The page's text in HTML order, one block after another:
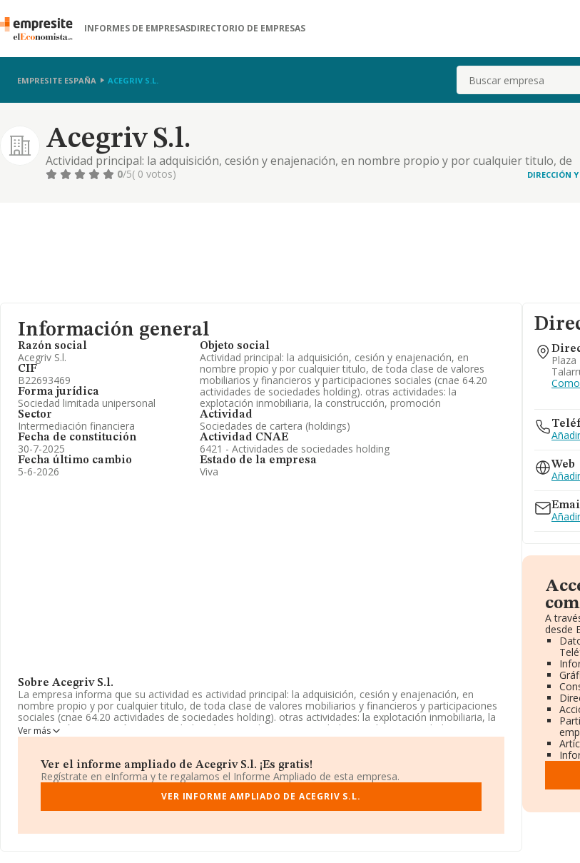
INFORMES DE EMPRESASDIRECTORIO DE EMPRESAS
EMPRESITE ESPAÑA ACEGRIV S.L. Buscar
Acegriv S.l.
Actividad principal: la adquisición, cesión y enajenación, en nombre propio y por cualquier titulo, de
toda clase de valores mobiliarios y financieros y participaciones sociales (cnae 64.20 actividades de
0/5( 0 votos) DIRECCIÓN
Información general
Razón social
Acegriv S.l.
CIF
B22693469
Forma jurídica
Sociedad limitada unipersonal
Sector
Intermediación financiera
Fecha de constitución
30-7-2025
Fecha último cambio
5-6-2026
Objeto social
Actividad principal: la adquisición, cesión y enajenación, en
nombre propio y por cualquier titulo, de toda clase de valores
mobiliarios y financieros y participaciones sociales (cnae 64.20
actividades de sociedades holding). otras actividades: la
explotación inmobiliaria, la construcción, promoción
Actividad
Sociedades de cartera (holdings)
Actividad CNAE
6421 - Actividades de sociedades holding
Estado de la empresa
Viva
Sobre Acegriv S.l.
La empresa informa que su actividad es actividad principal: la adquisición, cesión y enajenación, en
nombre propio y por cualquier titulo, de toda clase de valores mobiliarios y financieros y participaciones
sociales (cnae 64.20 actividades de sociedades holding). otras actividades: la explotación inmobiliaria, la
construcción, promoción. La sociedad está registrada como Sociedad Limitada. Su actividad CNAE es
'%cnae%' con código 6421. La sociedad no tiene actividad en mercados exteriores.
La sociedad Acegriv S.L, NIF B22693469, tiene domicilio fiscal en Plaza Ramon Y Cajal núm. 10,
(06640), en el municipio de Talarrubias, en Badajoz, Extremadura.
En relación con el sector y disponiendo de los datos de hasta 45.306 empresas, en el ámbito nacional la
facturación alcanza la cifra de 71.120 millones de euros y se calcula un promedio de facturación de 1
empleados es de 2. La media de antigüedad desde la constitución es de 8 años.
Ver más
Ver el informe ampliado de Acegriv S.l. ¡Es gratis!
Regístrate en eInforma y te regalamos el Informe Ampliado de esta empresa.
VER INFORME AMPLIADO DE ACEGRIV S.L.
Plaza
Web
A
desde